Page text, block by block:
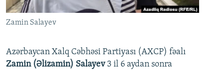
Zamin Salayev
Azərbaycan Xalq Cəbhəsi Partiyası (AXCP) fəalı
Zamin (Əlizamin) Salayev 3 il 6 aydan sonra